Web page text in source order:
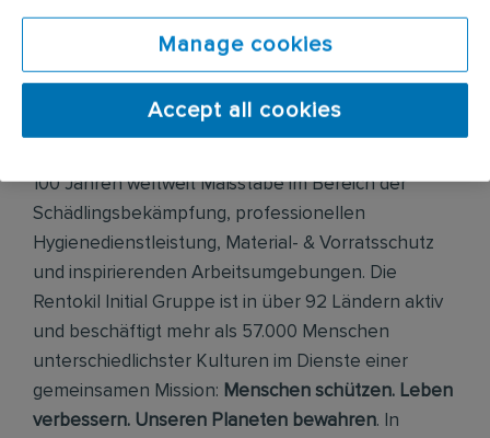
Unternehmensbeschreibung
der größten Dienstleistungs-Konzerne weltweit
100 Jahren weltweit Maßstäbe im Bereich der
Schädlingsbekämpfung, professionellen
Hygienedienstleistung, Material- & Vorratsschutz
und inspirierenden Arbeitsumgebungen. Die
Rentokil Initial Gruppe ist in über 92 Ländern aktiv
und beschäftigt mehr als 57.000 Menschen
unterschiedlichster Kulturen im Dienste einer
gemeinsamen Mission: Menschen schützen. Leben
verbessern. Unseren Planeten bewahren. In
Manage cookies
Accept all cookies